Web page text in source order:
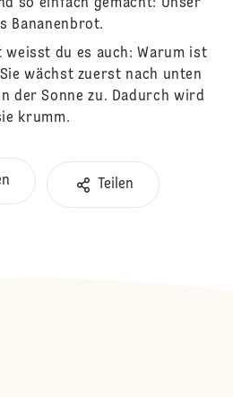
so einfach gemacht: Unser
Bananenbrot.
weisst du es auch: Warum ist
wächst zuerst nach unten
der Sonne zu. Dadurch wird
krumm.
Teilen